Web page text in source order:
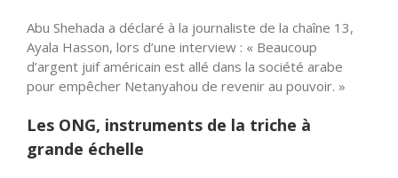
Abu Shehada a déclaré à la journaliste de la chaîne 13,
Ayala Hasson, lors d’une interview : « Beaucoup
d’argent juif américain est allé dans la société arabe
pour empêcher Netanyahou de revenir au pouvoir. »
Les ONG, instruments de la triche à
grande échelle